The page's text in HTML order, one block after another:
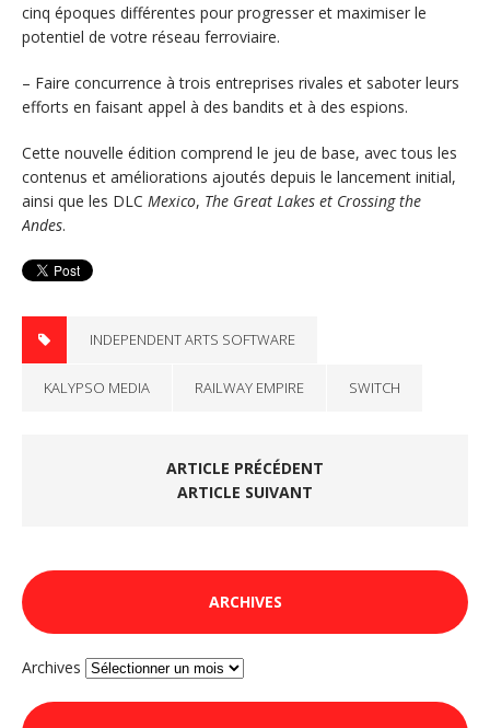
cinq époques différentes pour progresser et maximiser le
potentiel de votre réseau ferroviaire.
– Faire concurrence à trois entreprises rivales et saboter leurs
efforts en faisant appel à des bandits et à des espions.
Cette nouvelle édition comprend le jeu de base, avec tous les
contenus et améliorations ajoutés depuis le lancement initial,
ainsi que les DLC Mexico, The Great Lakes et Crossing the
Andes.
INDEPENDENT ARTS SOFTWARE
KALYPSO MEDIA RAILWAY EMPIRE SWITCH
ARTICLE PRÉCÉDENT
ARTICLE SUIVANT
ARCHIVES
Archives